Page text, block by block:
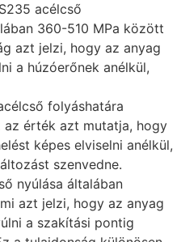
acélcső
360-510 MPa között
azt jelzi, hogy az anyag
a húzóerőnek anélkül,
folyáshatára
az érték azt mutatja, hogy
képes elviselni anélkül,
szenvedne.
nyúlása általában
azt jelzi, hogy az anyag
a szakítási pontig